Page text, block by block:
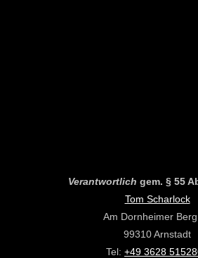
Verantwortlich gem. § 55
Tom Scharlock
Am Dornheimer
99310 Arnstadt
Tel: +49 3628